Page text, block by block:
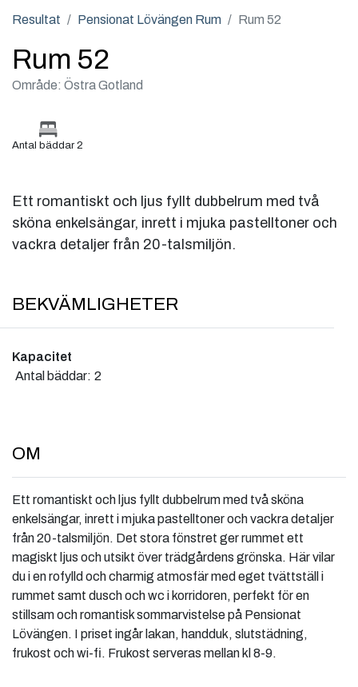
Resultat Pensionat Lövängen Rum Rum 52
Rum 52
Område: Östra Gotland
Antal bäddar 2
Ett romantiskt och ljus fyllt dubbelrum med två
sköna enkelsängar, inrett i mjuka pastelltoner och
vackra detaljer från 20-talsmiljön.
BEKVÄMLIGHETER
Kapacitet
Antal bäddar: 2
OM
Ett romantiskt och ljus fyllt dubbelrum med två sköna
enkelsängar, inrett i mjuka pastelltoner och vackra detaljer
från 20-talsmiljön. Det stora fönstret ger rummet ett
magiskt ljus och utsikt över trädgårdens grönska. Här vilar
du i en rofylld och charmig atmosfär med eget tvättställ i
rummet samt dusch och wc i korridoren, perfekt för en
stillsam och romantisk sommarvistelse på Pensionat
Lövängen. I priset ingår lakan, handduk, slutstädning,
frukost och wi-fi. Frukost serveras mellan kl 8-9.